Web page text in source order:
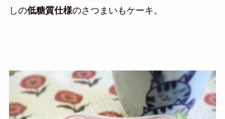
しの低糖質仕様のさつまいもケーキ。